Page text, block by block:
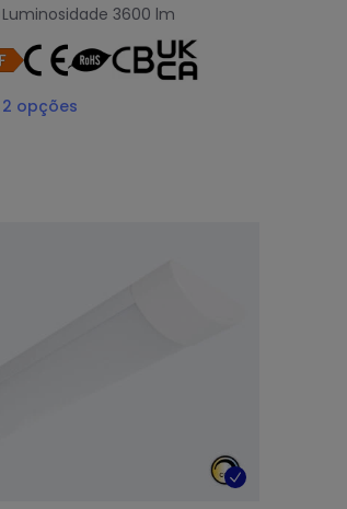
Luminosidade 3600 lm
2 opções